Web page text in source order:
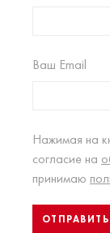
Ваш Email
Нажимая на
согласие на
принимаю